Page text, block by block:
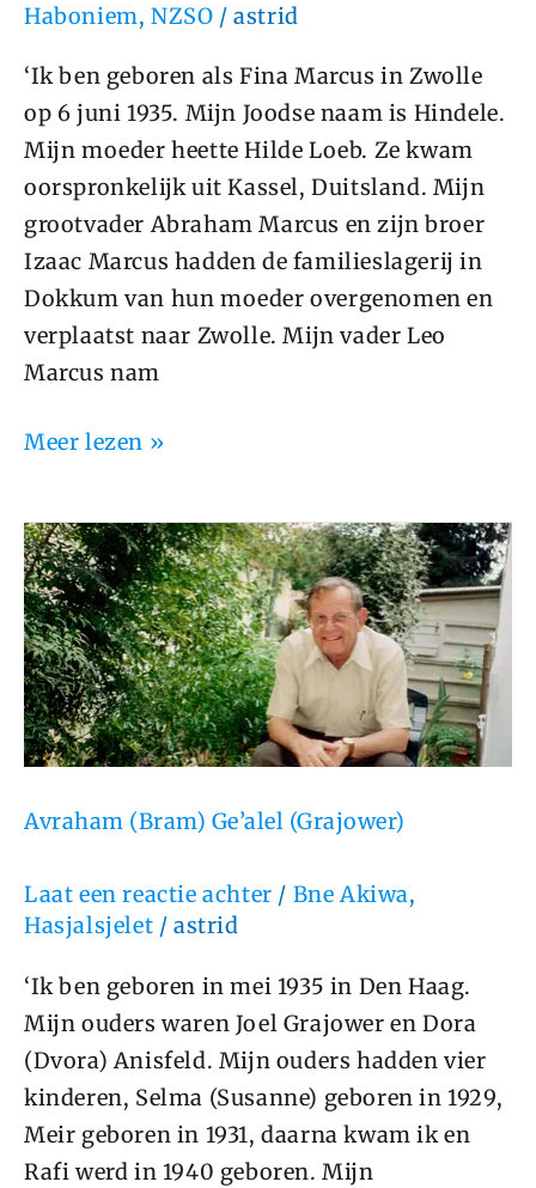
Haboniem,NZSO /astrid
‘Ik ben geboren als Fina Marcus in Zwolle
op 6 juni 1935. Mijn Joodse naam is Hindele.
Mijn moeder heette Hilde Loeb. Ze kwam
oorspronkelijk uit Kassel, Duitsland. Mijn
grootvader Abraham Marcus en zijn broer
Izaac Marcus hadden de familieslagerij in
Dokkum van hun moeder overgenomen en
verplaatst naar Zwolle. Mijn vader Leo
Marcus nam
Meer lezen »
Avraham (Bram) Ge’alel (Grajower)
Laat een reactie achter / Bne Akiwa,
Hasjalsjelet /astrid
‘Ik ben geboren in mei 1935 in Den Haag.
Mijn ouders waren Joel Grajower en Dora
(Dvora) Anisfeld. Mijn ouders hadden vier
kinderen, Selma (Susanne) geboren in 1929,
Meir geboren in 1931, daarna kwam ik en
Rafi werd in 1940 geboren. Mijn
Avraham
(Bram)
Ge’alel
(Grajower)